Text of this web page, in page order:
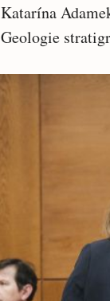
Katarína
Geologie